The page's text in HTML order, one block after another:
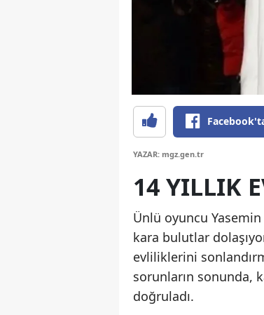
YAZAR: mgz.gen.tr
14 YILLIK
Ünlü oyuncu
kara bulutlar
evliliklerini
sorunların sonunda,
doğruladı.